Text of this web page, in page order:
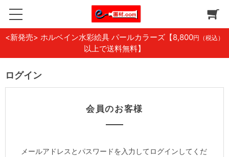
<新発売> ホルベイン水彩絵具 パールカラーズ 【8,800円（税込）
以上で送料無料】
ログイン
会員のお客様
メールアドレスとパスワードを入力してログインしてくだ